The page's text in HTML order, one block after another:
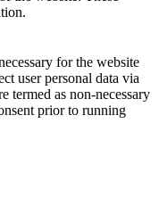
for the website
user personal data via
termed as non-necessary
prior to running